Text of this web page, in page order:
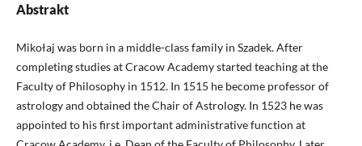
Abstrakt
Mikołaj was born in a middle-class family in Szadek. After
completing studies at Cracow Academy started teaching at the
Faculty of Philosophy in 1512. In 1515 he become professor of
astrology and obtained the Chair of Astrology. In 1523 he was
appointed to his first important administrative function at